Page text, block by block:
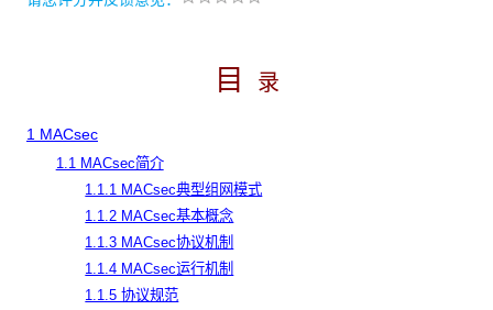
目 录
1 MACsec
1.1 MACsec简介
1.1.1 MACsec典型组网模式
1.1.2 MACsec基本概念
1.1.3 MACsec协议机制
1.1.4 MACsec运行机制
1.1.5 协议规范